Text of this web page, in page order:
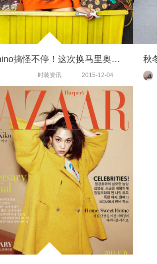
Moschino搞怪不停！这次换马里奥来当主角！
时装资讯 2015-12-04